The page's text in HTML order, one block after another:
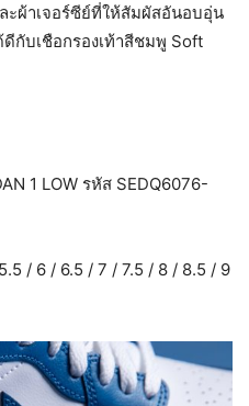
ะผ้าเจอร์ซีย์ที่ให้สัมผัสอันอบอุ่น
กับเชือกรองเท้าสีชมพู Soft
1 LOW รหัส SEDQ6076-
/ 6 / 6.5 / 7 / 7.5 / 8 / 8.5 / 9